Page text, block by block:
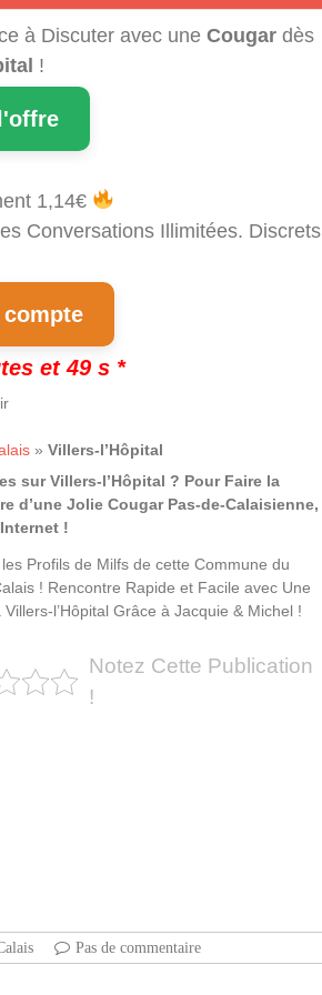
à Discuter avec une Cougardès
!
1,14€
Conversations Illimitées. Discrets
et 49 s *
» Villers-l’Hôpital
sur Villers-l’Hôpital ? Pour Faire la
d’une Jolie Cougar Pas-de-Calaisienne,
!
Profils de Milfs de cette Commune du
! Rencontre Rapide et Facile avec Une
l’Hôpital Grâce à Jacquie & Michel !
Notez Cette Publication
!
Pas de commentaire